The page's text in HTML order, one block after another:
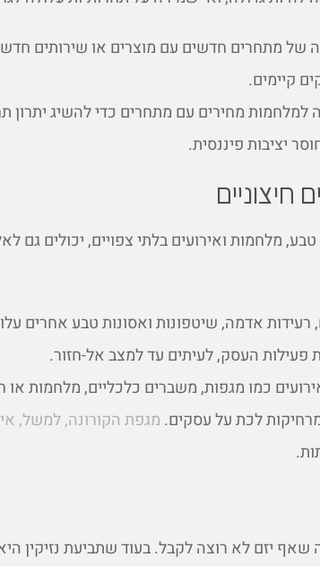
של מתחרים חדשים עם מוצרים או שירותים
קיימים.
למלחמות מחירים עם מתחרים כדי להשיג יתרון
יציבות פיננסית.
חיצוניים
טבע, מלחמות ואירועים בלתי צפויים, יכולים גם
רעידות אדמה, שיטפונות ואסונות טבע אחרים
העסק, לעיתים עד למצב אל-חזור.
כמו מגפות, משברים כלכליים, מלחמות או
לכת על עסקים. מגפת הקורונה, למשל,
יזם לא רוצה לקבל. בעוד שתביעת נזיקין